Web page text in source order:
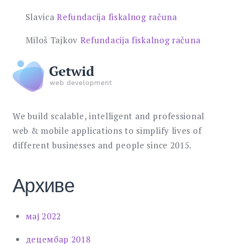
Slavica Refundacija fiskalnog računa
Miloš Tajkov Refundacija fiskalnog računa
We build scalable, intelligent and professional
web & mobile applications to simplify lives of
different businesses and people since 2015.
Архиве
мај 2022
децембар 2018